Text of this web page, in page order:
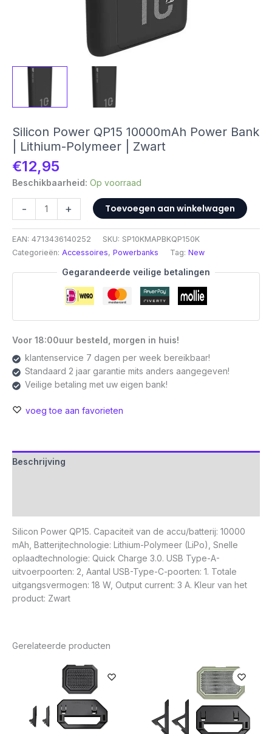
Silicon Power QP15 10000mAh Power Bank
| Lithium-Polymeer | Zwart
€12,95
Beschikbaarheid: Op voorraad
-
Power
QP15
10000mAh
Power
Bank
|
Zwart
+ Toevoegen aan winkelwagen
EAN: 4713436140252 SKU: SP10KMAPBKQP150K
Categorieën: Accessoires, Powerbanks Tag: New
Gegarandeerde veilige betalingen
Voor 18:00uur besteld, morgen in huis!
klantenservice 7 dagen per week bereikbaar!
Standaard 2 jaar garantie mits anders aangegeven!
Veilige betaling met uw eigen bank!
voeg toe aan favorieten
Beschrijving
Silicon Power QP15. Capaciteit van de accu/batterij: 10000
mAh, Batterijtechnologie: Lithium-Polymeer (LiPo), Snelle
oplaadtechnologie: Quick Charge 3.0. USB Type-A-
uitvoerpoorten: 2, Aantal USB-Type-C-poorten: 1. Totale
uitgangsvermogen: 18 W, Output current: 3 A. Kleur van het
product: Zwart
Gerelateerde producten